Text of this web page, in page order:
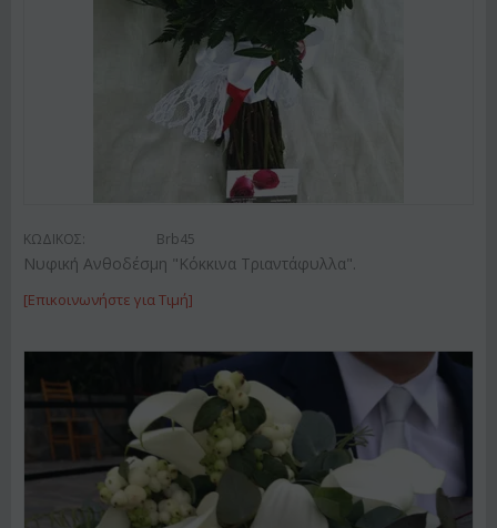
ΚΩΔΙΚΟΣ: Brb45
Νυφική Ανθοδέσμη "Κόκκινα Τριαντάφυλλα".
[Επικοινωνήστε για Τιμή]